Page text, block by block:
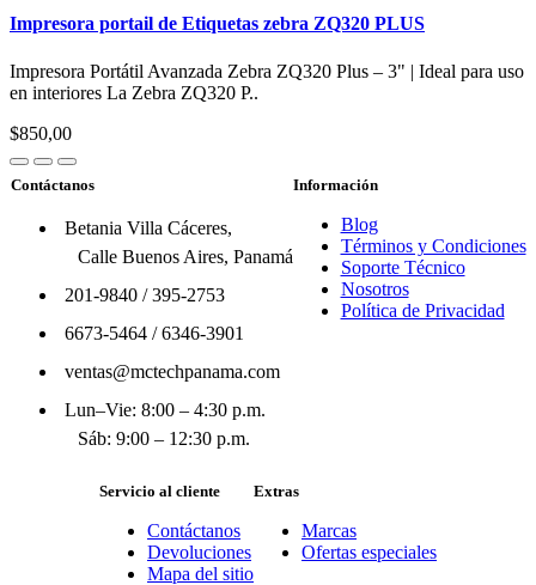
Impresora portail de Etiquetas zebra ZQ320 PLUS
Impresora Portátil Avanzada Zebra ZQ320 Plus – 3" | Ideal para uso
en interiores La Zebra ZQ320 P..
$850,00
Contáctanos
Betania Villa Cáceres,
Calle Buenos Aires, Panamá
201-9840/395-2753
6673-5464/6346-3901
ventas@mctechpanama.com
Lun–Vie: 8:00 – 4:30 p.m.
Sáb: 9:00 – 12:30 p.m.
Información
Blog
Términos y Condiciones
Soporte Técnico
Nosotros
Política de Privacidad
Servicio al cliente
Contáctanos
Devoluciones
Mapa del sitio
Extras
Marcas
Ofertas especiales